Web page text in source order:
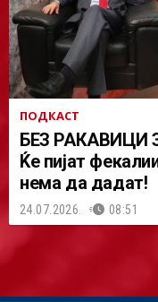
ПОДКАСТ
БЕЗ РАКАВИЦИ
Ќе пијат
нема да дадат!
24.07.2026. 08:51